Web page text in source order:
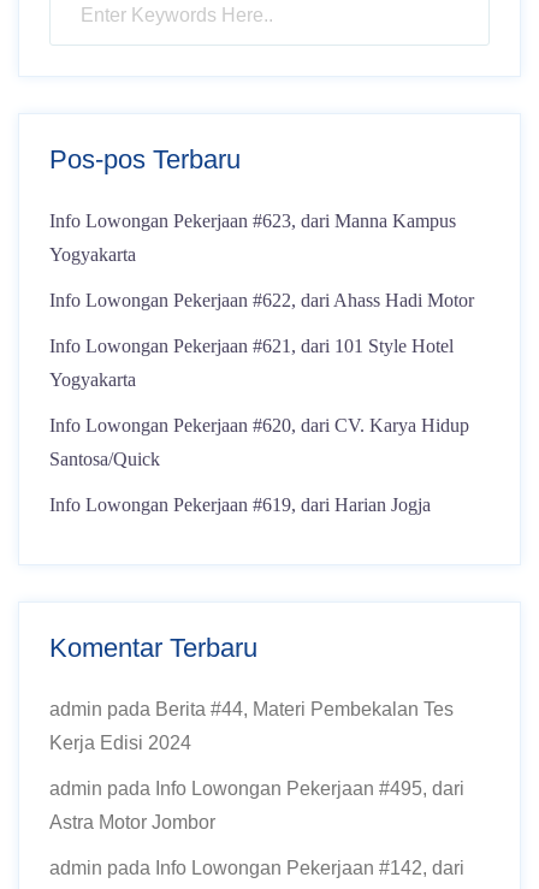
Pos-pos Terbaru
Info Lowongan Pekerjaan #623, dari Manna Kampus
Yogyakarta
Info Lowongan Pekerjaan #622, dari Ahass Hadi Motor
Info Lowongan Pekerjaan #621, dari 101 Style Hotel
Yogyakarta
Info Lowongan Pekerjaan #620, dari CV. Karya Hidup
Santosa/Quick
Info Lowongan Pekerjaan #619, dari Harian Jogja
Komentar Terbaru
admin pada Berita #44, Materi Pembekalan Tes
Kerja Edisi 2024
admin pada Info Lowongan Pekerjaan #495, dari
Astra Motor Jombor
admin pada Info Lowongan Pekerjaan #142, dari